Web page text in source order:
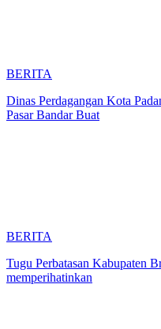
BERITA
Dinas Perdagangan Kota
Pasar Bandar Buat
BERITA
Tugu Perbatasan Kabupaten
memperihatinkan